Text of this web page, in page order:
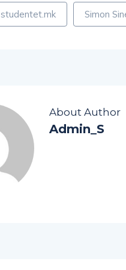
studentet.mk Simon
About Author
Admin_S